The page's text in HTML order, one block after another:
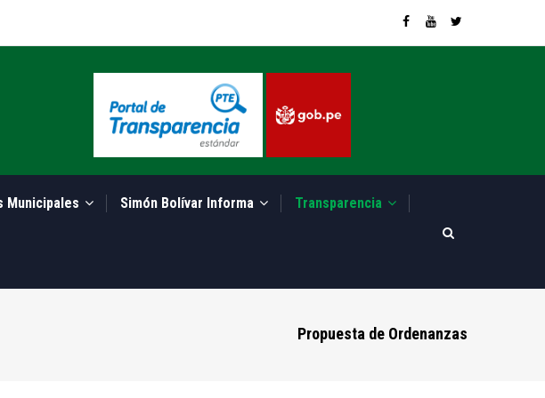
Municipales Simón Bolívar Informa Transparencia
Propuesta de Ordenanzas